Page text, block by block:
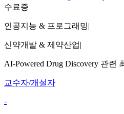
수료증
인공지능 & 프로그래밍|
신약개발 & 제약산업|
AI-Powered Drug Discovery 관련
교수자/개설자
-